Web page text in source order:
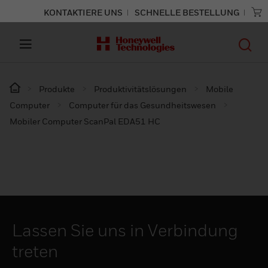
KONTAKTIERE UNS SCHNELLE BESTELLUNG
Produkte Produktivitätslösungen
Mobile
Computer
Computer für das Gesundheitswesen
Mobiler Computer ScanPal EDA51 HC
Lassen Sie uns in Verbindung
treten